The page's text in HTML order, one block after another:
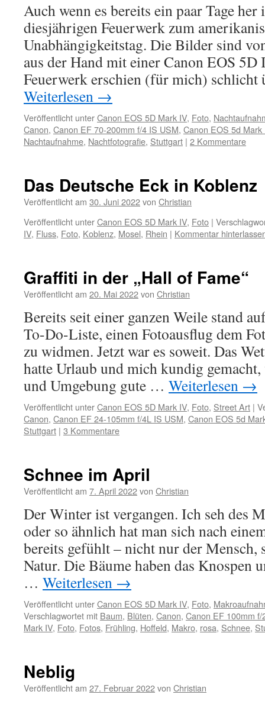
Auch wenn es bereits ein paar Tage
diesjährigen Feuerwerk zum
Unabhängigkeitstag. Die Bilder sind
aus der Hand mit einer Canon EOS
Feuerwerk erschien (für mich)
Weiterlesen →
Veröffentlicht unterCanon EOS 5D Mark IV, Foto,
Canon, Canon EF 70-200mm f/4 IS USM, Canon EOS 5d Mark
Nachtaufnahme, Nachtfotografie, Stuttgart | 2 Kommentare
Das Deutsche Eck in Koblenz
Veröffentlicht am 30. Juni 2022von Christian
Veröffentlicht unterCanon EOS 5D Mark IV, Foto |
IV, Fluss, Foto, Koblenz, Mosel, Rhein | Kommentar
Graffiti in der „Hall of Fame“
Veröffentlicht am 20. Mai 2022von Christian
Bereits seit einer ganzen Weile stand
To-Do-Liste, einen Fotoausflug dem
zu widmen. Jetzt war es soweit. Das
hatte Urlaub und mich kundig
und Umgebung gute … Weiterlesen →
Veröffentlicht unterCanon EOS 5D Mark IV, Foto, Street Art |
Canon, Canon EF 24-105mm f/4L IS USM, Canon EOS 5d
Stuttgart | 3 Kommentare
Schnee im April
Veröffentlicht am 7. April 2022von Christian
Der Winter ist vergangen. Ich seh des
oder so ähnlich hat man sich nach
bereits gefühlt – nicht nur der Mensch,
Natur. Die Bäume haben das Knospen
… Weiterlesen →
Veröffentlicht unterCanon EOS 5D Mark IV, Foto,
Verschlagwortet mit Baum, Blüten, Canon, Canon EF 100mm
Mark IV, Foto, Fotos, Frühling, Hoffeld, Makro, rosa, Schnee,
Neblig
Veröffentlicht am 27. Februar 2022von Christian